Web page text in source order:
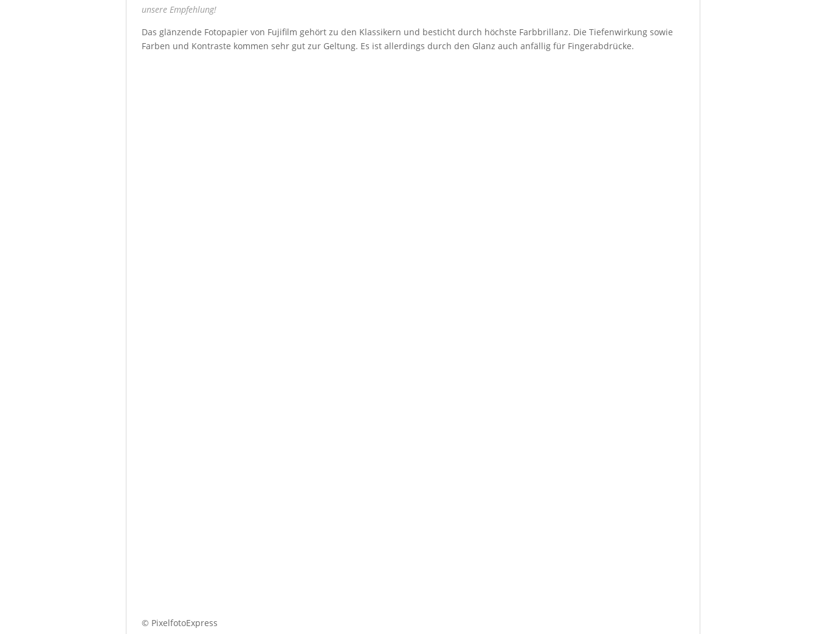
unsere Empfehlung!
Das glänzende Fotopapier von Fujifilm gehört zu den Klassikern und besticht durch höchste Farbbrillanz. Die Tiefenwirkung sowie
Farben und Kontraste kommen sehr gut zur Geltung. Es ist allerdings durch den Glanz auch anfällig für Fingerabdrücke.
© PixelfotoExpress